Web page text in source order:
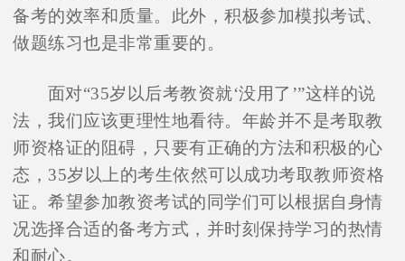
备考的效率和质量。此外，积极参加模拟考试、
做题练习也是非常重要的。
面对“35岁以后考教资就‘没用了’”这样的说
法，我们应该更理性地看待。年龄并不是考取教
师资格证的阻碍，只要有正确的方法和积极的心
态，35岁以上的考生依然可以成功考取教师资格
证。希望参加教资考试的同学们可以根据自身情
况选择合适的备考方式，并时刻保持学习的热情
和耐心。